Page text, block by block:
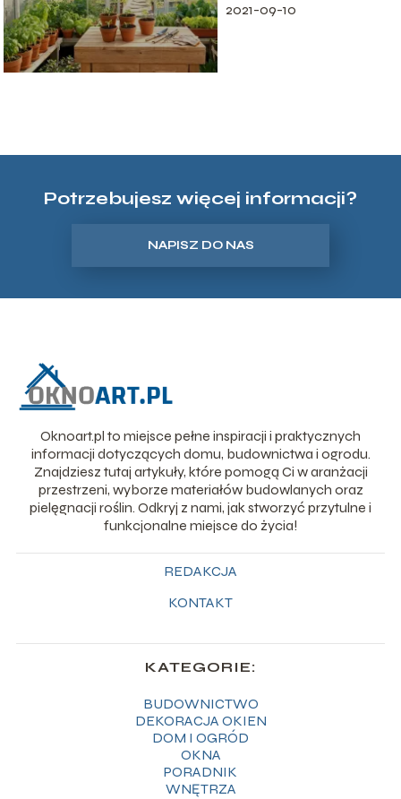
2021-09-10
Potrzebujesz więcej informacji?
NAPISZ DO NAS
Oknoart.pl to miejsce pełne inspiracji i praktycznych
informacji dotyczących domu, budownictwa i ogrodu.
Znajdziesz tutaj artykuły, które pomogą Ci w aranżacji
przestrzeni, wyborze materiałów budowlanych oraz
pielęgnacji roślin. Odkryj z nami, jak stworzyć przytulne i
funkcjonalne miejsce do życia!
REDAKCJA
KONTAKT
KATEGORIE:
BUDOWNICTWO
DEKORACJA OKIEN
DOM I OGRÓD
OKNA
PORADNIK
WNĘTRZA